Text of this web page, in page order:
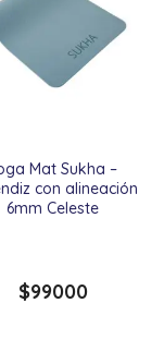
Mat Sukha –
con alineación
6mm Celeste
$99000